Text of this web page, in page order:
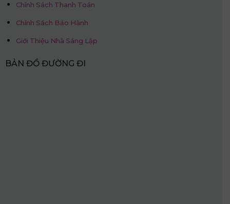
Chính Sách Thanh Toán
Chính Sách Bảo Hành
Giới Thiệu Nhà Sáng Lập
BẢN ĐỒ ĐƯỜNG ĐI